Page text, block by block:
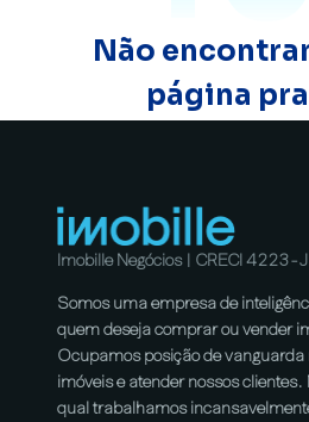
Não
página
Imobille Negócios | CRECI 4223-J
Somos uma empresa de
quem deseja comprar ou vender
Ocupamos posição de
imóveis e atender nossos clientes.
qual trabalhamos